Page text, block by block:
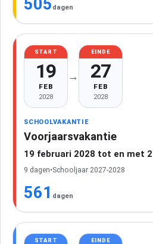
505 dagen
START
19
FEB
2028
→
EINDE
27
FEB
2028
SCHOOLVAKANTIE
Voorjaarsvakantie
19 februari 2028 tot en met
9 dagen•Schooljaar 2027-2028
561 dagen
START EINDE